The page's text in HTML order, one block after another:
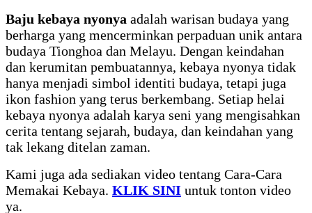
Baju kebaya nyonya adalah warisan budaya yang
berharga yang mencerminkan perpaduan unik antara
budaya Tionghoa dan Melayu. Dengan keindahan
dan kerumitan pembuatannya, kebaya nyonya tidak
hanya menjadi simbol identiti budaya, tetapi juga
ikon fashion yang terus berkembang. Setiap helai
kebaya nyonya adalah karya seni yang mengisahkan
cerita tentang sejarah, budaya, dan keindahan yang
tak lekang ditelan zaman.
Kami juga ada sediakan video tentang Cara-Cara
Memakai Kebaya. KLIK SINI untuk tonton video
ya.